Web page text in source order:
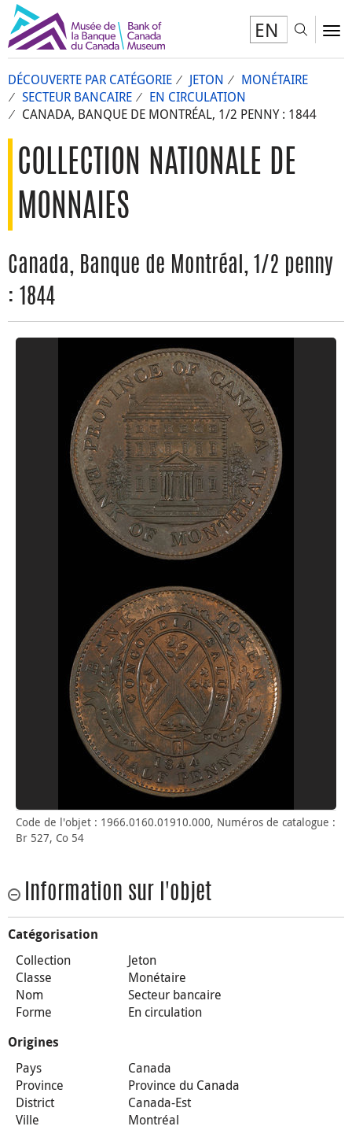
EN
DÉCOUVERTE PAR CATÉGORIE JETON
MONÉTAIRE
SECTEUR BANCAIRE
EN CIRCULATION
CANADA, BANQUE DE MONTRÉAL, 1/2 PENNY : 1844
COLLECTION NATIONALE DE
MONNAIES
Canada, Banque de Montréal, 1/2 penny
: 1844
Code de l'objet : 1966.0160.01910.000, Numéros de catalogue :
Br 527, Co 54
Information sur l'objet
Catégorisation
Collection
Jeton
Classe
Monétaire
Nom
Secteur bancaire
Forme
En circulation
Origines
Pays
Canada
Province
Province du Canada
District
Canada-Est
Ville
Montréal